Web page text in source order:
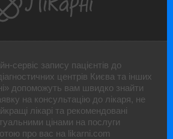
сервіс запису пацієнтів до
центрів Києва та інших
допоможуть вам швидко знайти
на консультацію до лікаря, не
лікарі та рекомендовані
цінами на послуги
про вас на likarni.com